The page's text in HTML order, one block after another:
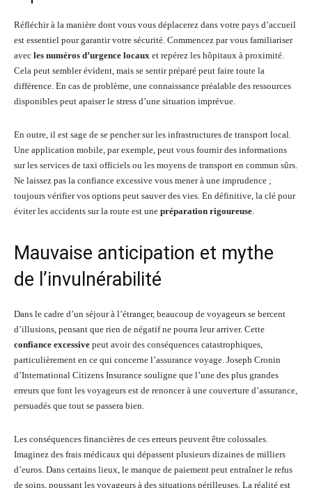
Réfléchir à la manière dont vous vous déplacerez dans votre pays d’accueil
est essentiel pour garantir votre sécurité. Commencez par vous familiariser
avec les numéros d’urgence locaux et repérez les hôpitaux à proximité.
Cela peut sembler évident, mais se sentir préparé peut faire toute la
différence. En cas de problème, une connaissance préalable des ressources
disponibles peut apaiser le stress d’une situation imprévue.
En outre, il est sage de se pencher sur les infrastructures de transport local.
Une application mobile, par exemple, peut vous fournir des informations
sur les services de taxi officiels ou les moyens de transport en commun sûrs.
Ne laissez pas la confiance excessive vous mener à une imprudence ;
toujours vérifier vos options peut sauver des vies. En définitive, la clé pour
éviter les accidents sur la route est une préparation rigoureuse.
Mauvaise anticipation et mythe
de l’invulnérabilité
Dans le cadre d’un séjour à l’étranger, beaucoup de voyageurs se bercent
d’illusions, pensant que rien de négatif ne pourra leur arriver. Cette
confiance excessive peut avoir des conséquences catastrophiques,
particulièrement en ce qui concerne l’assurance voyage. Joseph Cronin
d’International Citizens Insurance souligne que l’une des plus grandes
erreurs que font les voyageurs est de renoncer à une couverture d’assurance,
persuadés que tout se passera bien.
Les conséquences financières de ces erreurs peuvent être colossales.
Imaginez des frais médicaux qui dépassent plusieurs dizaines de milliers
d’euros. Dans certains lieux, le manque de paiement peut entraîner le refus
de soins, poussant les voyageurs à des situations périlleuses. La réalité est